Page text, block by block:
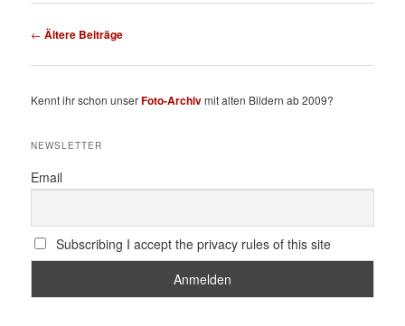
Beitragsnavigation
← Ältere Beiträge
Kennt ihr schon unserFoto-Archivmit alten Bildern ab 2009?
NEWSLETTER
Email
Subscribing I accept the privacy rules of this site